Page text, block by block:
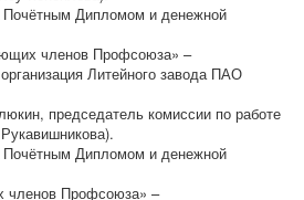
Почётным Дипломом и денежной
членов Профсоюза» –
Литейного завода ПАО
председатель комиссии по работе
Почётным Дипломом и денежной
членов Профсоюза» –